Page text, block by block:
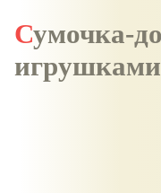
Сумочка-домик с тремя
игрушками